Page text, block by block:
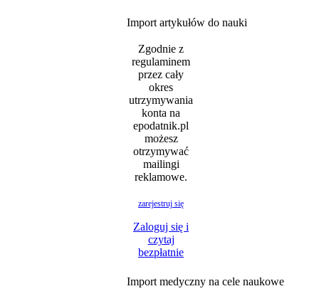
Import artykułów do nauki
Zgodnie z
regulaminem
przez cały
okres
utrzymywania
konta na
epodatnik.pl
możesz
otrzymywać
mailingi
reklamowe.
zarejestruj się
Zaloguj się i
czytaj
bezpłatnie
Import medyczny na cele naukowe